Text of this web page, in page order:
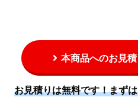
本商品へのお見
お見積りは無料です！まず